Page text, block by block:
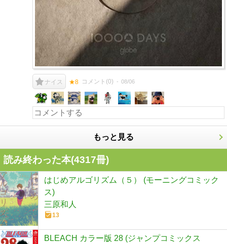
ナイス ★8 コメント(0) 08/06
もっと見る
読み終わった本(4317冊)
はじめアルゴリズム（５） (モーニングコミック
ス)
三原和人
13
BLEACH カラー版 28 (ジャンプコミックス